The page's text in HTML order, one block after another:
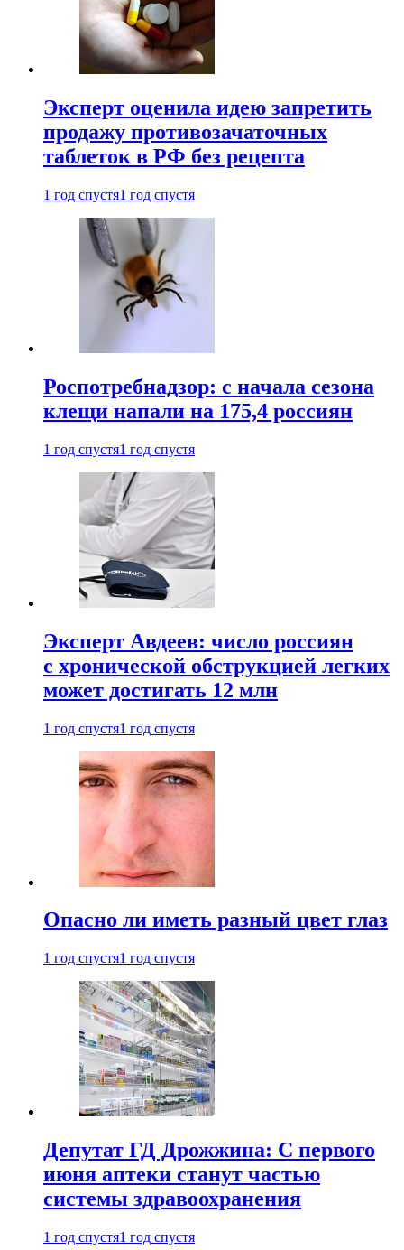
Эксперт оценила идею запретить
продажу противозачаточных
таблеток в РФ без рецепта
1 год спустя1 год спустя
Роспотребнадзор: с начала сезона
клещи напали на 175,4 россиян
1 год спустя1 год спустя
Эксперт Авдеев: число россиян
с хронической обструкцией легких
может достигать 12 млн
1 год спустя1 год спустя
Опасно ли иметь разный цвет глаз
1 год спустя1 год спустя
Депутат ГД Дрожжина: С первого
июня аптеки станут частью
системы здравоохранения
1 год спустя1 год спустя